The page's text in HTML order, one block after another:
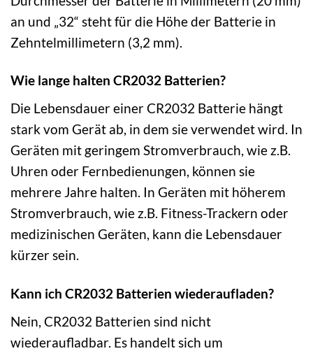
an und „32“ steht für die Höhe der Batterie in
Zehntelmillimetern (3,2 mm).
Wie lange halten CR2032 Batterien?
Die Lebensdauer einer CR2032 Batterie hängt
stark vom Gerät ab, in dem sie verwendet wird. In
Geräten mit geringem Stromverbrauch, wie z.B.
Uhren oder Fernbedienungen, können sie
mehrere Jahre halten. In Geräten mit höherem
Stromverbrauch, wie z.B. Fitness-Trackern oder
medizinischen Geräten, kann die Lebensdauer
kürzer sein.
Kann ich CR2032 Batterien wiederaufladen?
Nein, CR2032 Batterien sind nicht
wiederaufladbar. Es handelt sich um